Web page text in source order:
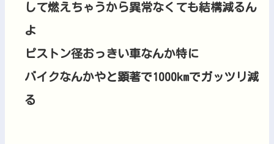
して燃えちゃうから異常なくても結構減るん
よ
ピストン径おっきい車なんか特に
バイクなんかやと顕著で1000kmでガッツリ減
る